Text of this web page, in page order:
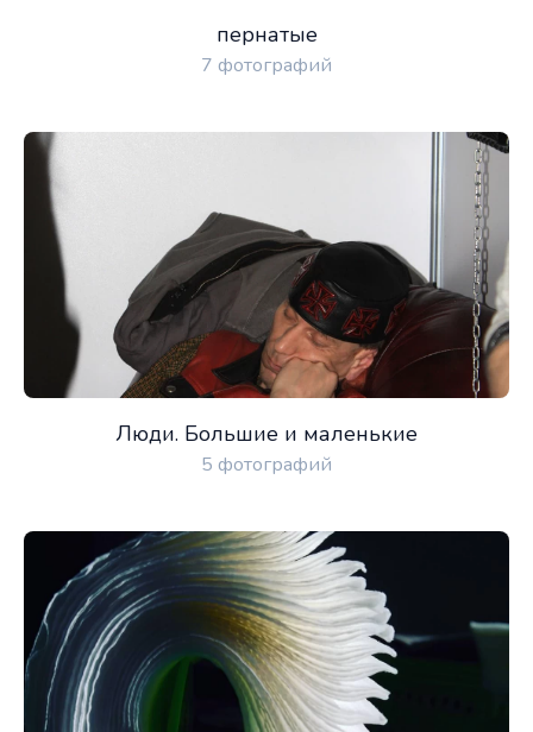
пернатые
7 фотографий
Люди. Большие и маленькие
5 фотографий